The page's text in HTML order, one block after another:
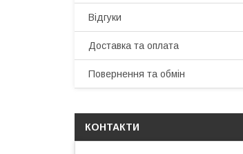
Відгуки
Доставка та оплата
Повернення та обмін
КОНТАКТИ